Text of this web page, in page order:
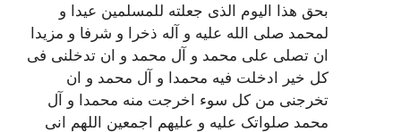
بحق هذا الیوم الذی جعلته للمسلمین عیدا و
لمحمد صلى الله علیه و آله ذخرا و شرفا و مزیدا
ان تصلی على محمد و آل محمد و ان تدخلنی فی
کل خیر ادخلت فیه محمدا و آل محمد و ان
تخرجنی من کل سوء اخرجت منه محمدا و آل
محمد صلواتک علیه و علیهم اجمعین اللهم انی